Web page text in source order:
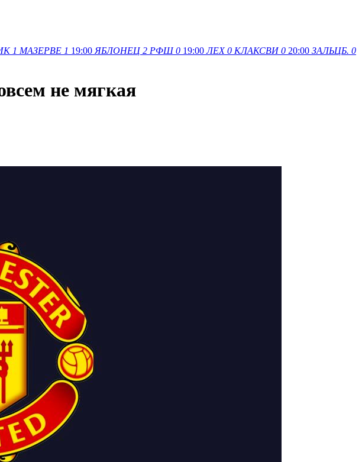
1 МАЗЕРВЕ 1 19:00 ЯБЛОНЕЦ 2 РФШ 0 19:00 ЛЕХ 0 КЛАКСВИ 0 20:00 ЗАЛЬЦБ. 0
не мягкая